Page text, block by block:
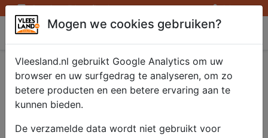
Openingstijden afhaalpunten Inloggen
Vleesland
kalfs entrecôte blank
2x200 gr.
Mogen we cookies gebruiken?
Vleesland.nl gebruikt Google Analytics om uw
browser en uw surfgedrag te analyseren, om zo
betere producten en een betere ervaring aan te
kunnen bieden.
De verzamelde data wordt niet gebruikt voor